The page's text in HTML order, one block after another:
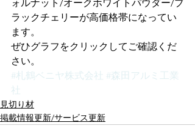
ォルナット/オークホワイトパウダー/ブ
ラックチェリーが高価格帯になってい
ます。
ぜひグラフをクリックしてご確認くだ
さい。
#札鶴ベニヤ株式会社
#森田アルミ工業
社
見切り材
掲載情報更新/サービス更新